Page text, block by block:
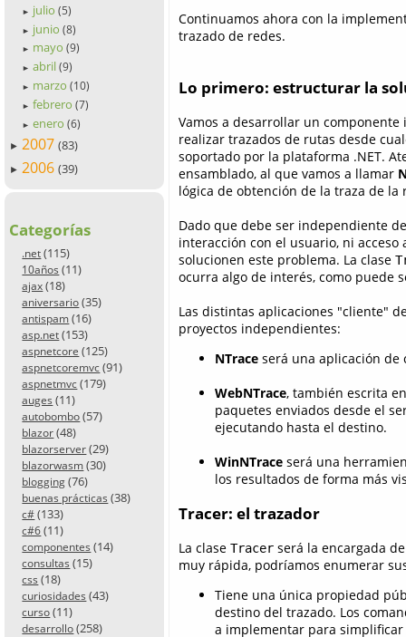
► julio (5)
► junio (8)
► mayo (9)
► abril (9)
► marzo (10)
► febrero (7)
► enero (6)
► 2007 (83)
► 2006 (39)
Categorías
.net (115)
10años (11)
ajax (18)
aniversario (35)
antispam (16)
asp.net (153)
aspnetcore (125)
aspnetcoremvc (91)
aspnetmvc (179)
auges (11)
autobombo (57)
blazor (48)
blazorserver (29)
blazorwasm (30)
blogging (76)
buenas prácticas (38)
c# (133)
c#6 (11)
componentes (14)
consultas (15)
css (18)
curiosidades (43)
curso (11)
desarrollo (258)
Continuamos ahora con la
trazado de redes.
Lo primero: estructurar la
Vamos a desarrollar un
realizar trazados de rutas desde
soportado por la plataforma .NET.
ensamblado, al que vamos a llamar
lógica de obtención de la traza de la
Dado que debe ser independiente
interacción con el usuario, ni
solucionen este problema. La clase
ocurra algo de interés, como puede
Las distintas aplicaciones "cliente"
proyectos independientes:
NTrace será una aplicación de
WebNTrace, también escrita
paquetes enviados desde el
ejecutando hasta el destino.
WinNTrace será una
los resultados de forma más
Tracer: el trazador
La clase Tracer será la encargada
muy rápida, podríamos enumerar
Tiene una única propiedad
destino del trazado. Los
a implementar para simplificar